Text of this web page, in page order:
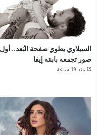
السيلاوي يطوي صفحة البُعد.. أول
صور تجمعه بابنته إيفا
منذ 19 ساعة